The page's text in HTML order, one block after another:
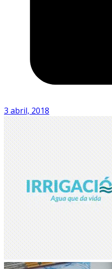
3 abril, 2018